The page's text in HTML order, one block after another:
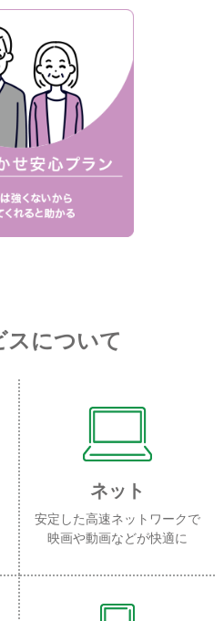
スについて
ネット
安定した高速ネットワークで
映画や動画などが快適に